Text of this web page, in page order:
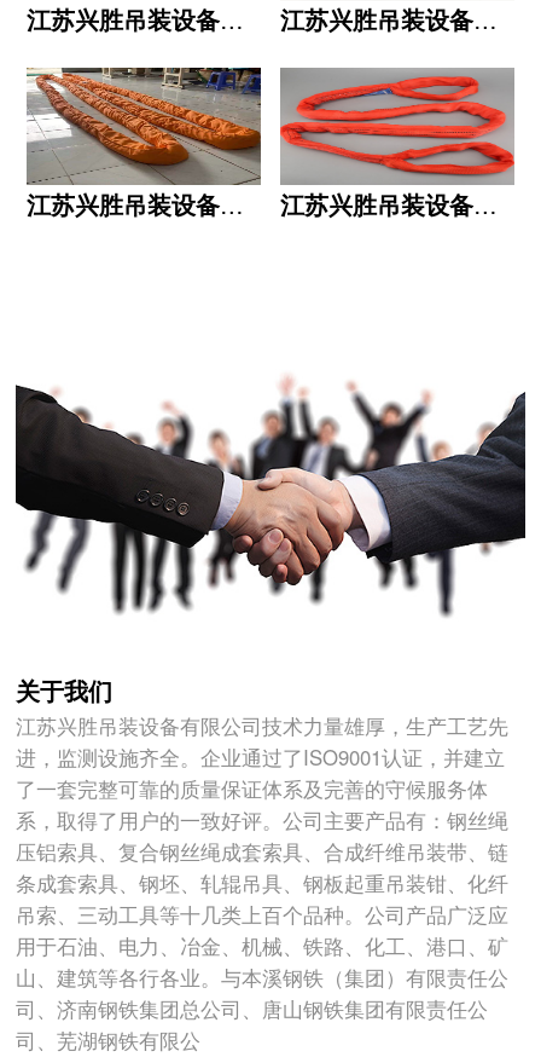
江苏兴胜吊装设备有限公司的用人标准 江苏兴胜吊装设备有限公司的六大统一
江苏兴胜吊装设备有限公司五大透明 江苏兴胜吊装设备有限公司运作模式
关于我们
江苏兴胜吊装设备有限公司技术力量雄厚，生产工艺先
进，监测设施齐全。企业通过了ISO9001认证，并建立
了一套完整可靠的质量保证体系及完善的守候服务体
系，取得了用户的一致好评。公司主要产品有：钢丝绳
压铝索具、复合钢丝绳成套索具、合成纤维吊装带、链
条成套索具、钢坯、轧辊吊具、钢板起重吊装钳、化纤
吊索、三动工具等十几类上百个品种。公司产品广泛应
用于石油、电力、冶金、机械、铁路、化工、港口、矿
山、建筑等各行各业。与本溪钢铁（集团）有限责任公
司、济南钢铁集团总公司、唐山钢铁集团有限责任公
司、芜湖钢铁有限公